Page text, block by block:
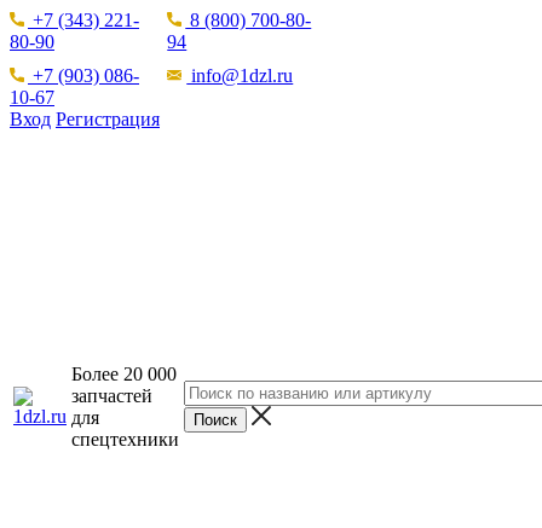
+7 (343) 221-
80-90
8 (800) 700-80-
94
+7 (903) 086-
10-67
info@1dzl.ru
Вход Регистрация
Более 20 000
запчастей
для
спецтехники